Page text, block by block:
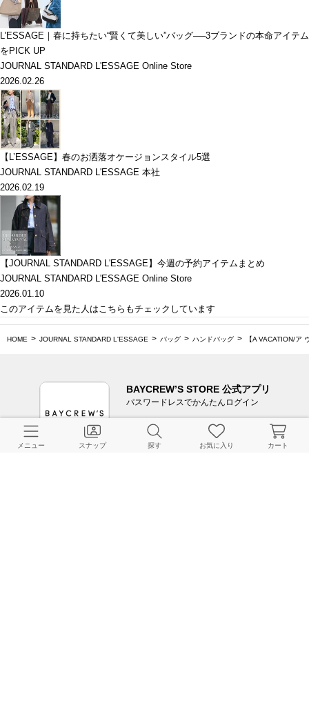
L'ESSAGE｜春に持ちたい“賢くて美しい”バッグ──3ブランドの本命アイテム
をPICK UP
JOURNAL STANDARD L'ESSAGE Online Store
2026.02.26
【L’ESSAGE】春のお洒落オケージョンスタイル5選
JOURNAL STANDARD L'ESSAGE 本社
2026.02.19
【JOURNAL STANDARD L'ESSAGE】今週の予約アイテムまとめ
JOURNAL STANDARD L'ESSAGE Online Store
2026.01.10
このアイテムを見た人はこちらもチェックしています
HOME JOURNAL STANDARD L'ESSAGE バッグ ハンドバッグ 【A VACATION/ア
BAYCREW’S STORE 公式アプリ
パスワードレスでかんたんログイン
メニュー スナップ 探す お気に入り カート